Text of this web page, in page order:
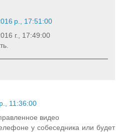
р., 17:51:00
г., 17:49:00
11:36:00
видео
у собеседника или будет